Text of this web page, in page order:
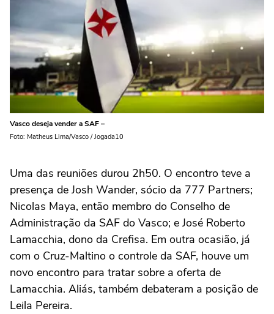
Vasco deseja vender a SAF –
Foto: Matheus Lima/Vasco / Jogada10
Uma das reuniões durou 2h50. O encontro teve a
presença de Josh Wander, sócio da 777 Partners;
Nicolas Maya, então membro do Conselho de
Administração da SAF do Vasco; e José Roberto
Lamacchia, dono da Crefisa. Em outra ocasião, já
com o Cruz-Maltino o controle da SAF, houve um
novo encontro para tratar sobre a oferta de
Lamacchia. Aliás, também debateram a posição de
Leila Pereira.